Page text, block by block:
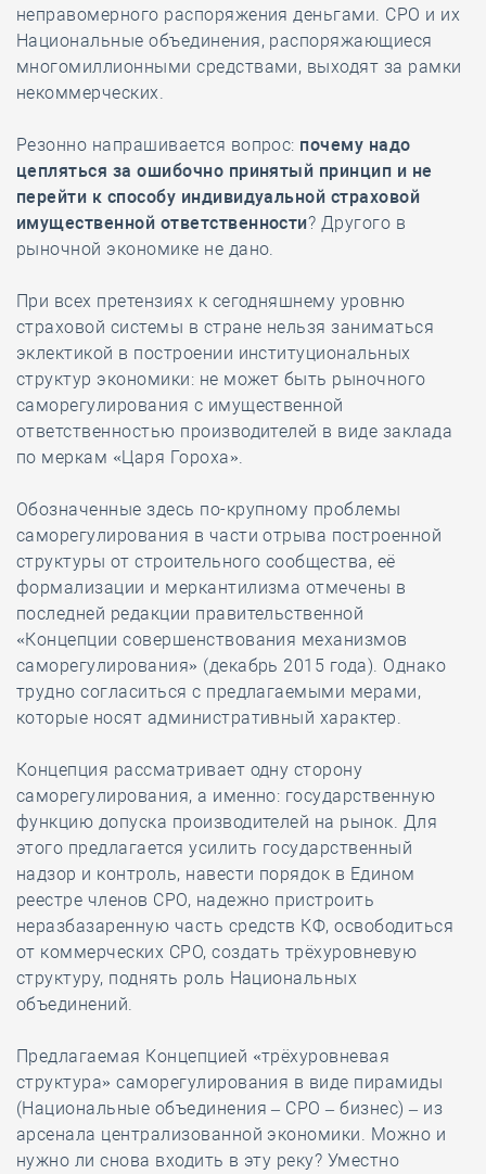
неправомерного распоряжения деньгами. СРО и их
Национальные объединения, распоряжающиеся
многомиллионными средствами, выходят за рамки
некоммерческих.
Резонно напрашивается вопрос: почему надо
цепляться за ошибочно принятый принцип и не
перейти к способу индивидуальной страховой
имущественной ответственности? Другого в
рыночной экономике не дано.
При всех претензиях к сегодняшнему уровню
страховой системы в стране нельзя заниматься
эклектикой в построении институциональных
структур экономики: не может быть рыночного
саморегулирования с имущественной
ответственностью производителей в виде заклада
по меркам «Царя Гороха».
Обозначенные здесь по-крупному проблемы
саморегулирования в части отрыва построенной
структуры от строительного сообщества, её
формализации и меркантилизма отмечены в
последней редакции правительственной
«Концепции совершенствования механизмов
саморегулирования» (декабрь 2015 года). Однако
трудно согласиться с предлагаемыми мерами,
которые носят административный характер.
Концепция рассматривает одну сторону
саморегулирования, а именно: государственную
функцию допуска производителей на рынок. Для
этого предлагается усилить государственный
надзор и контроль, навести порядок в Едином
реестре членов СРО, надежно пристроить
неразбазаренную часть средств КФ, освободиться
от коммерческих СРО, создать трёхуровневую
структуру, поднять роль Национальных
объединений.
Предлагаемая Концепцией «трёхуровневая
структура» саморегулирования в виде пирамиды
(Национальные объединения – СРО – бизнес) – из
арсенала централизованной экономики. Можно и
нужно ли снова входить в эту реку? Уместно